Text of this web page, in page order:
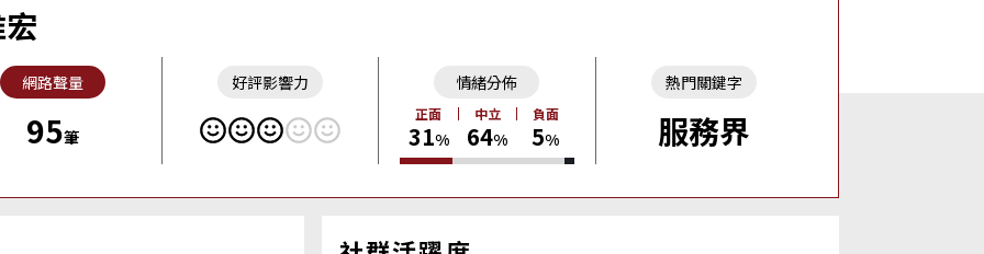
網路聲量
95筆
好評影響力 情緒分佈
正面
31%
中立
64%
負面
5%
熱門關鍵字
服務界